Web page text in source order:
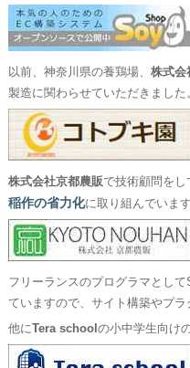
以前、神奈川県の養鶏場、 株式会
製造に関わらせていただきました
株式会社京都農販で技術顧問をし
稲作の省力化に取り組んでいます
フリーランスのプログラマとし
ていますので、サイト構築やプラ
他にTera school の小中学生向け